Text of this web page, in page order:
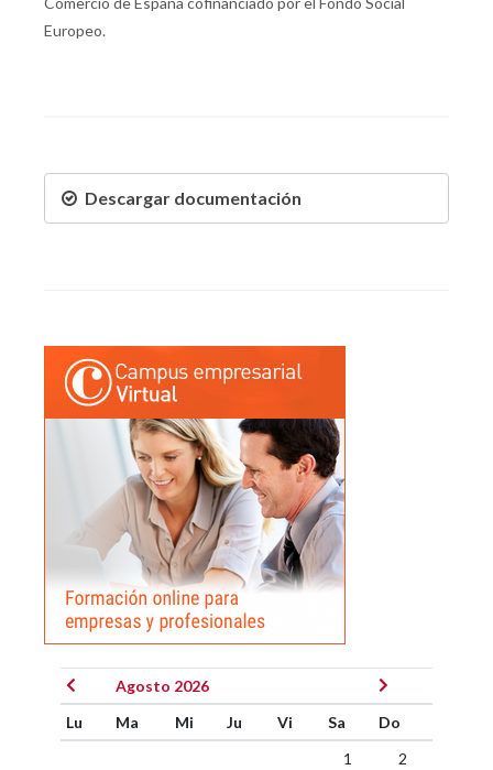
Europeo.
Descargar documentación
Agosto 2026
Lu
Ma Mi Ju Vi Sa
Do
1
2